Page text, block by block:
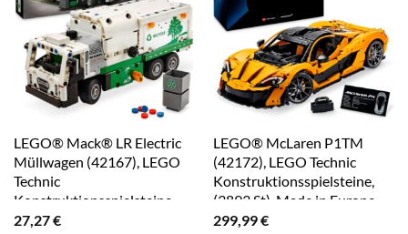
LEGO® Mack® LR Electric
Müllwagen (42167), LEGO
Technic
Konstruktionsspielsteine,
(503 St), Made in Europe
27,27€
LEGO® McLaren P1TM
(42172), LEGO Technic
Konstruktionsspielsteine,
(3893 St), Made in Europe
299,99€